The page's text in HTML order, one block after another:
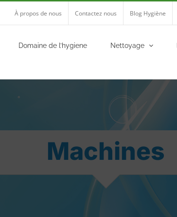
À propos de nous Contactez nous Blog Hygiène
Domaine de l’hygiene Nettoyage
Machines